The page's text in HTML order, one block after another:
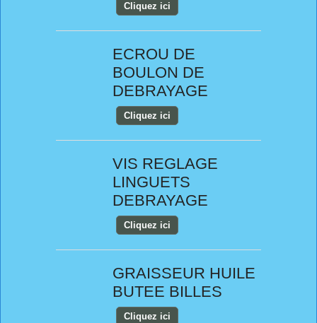
Cliquez ici
ECROU DE
BOULON DE
DEBRAYAGE
Cliquez ici
VIS REGLAGE
LINGUETS
DEBRAYAGE
Cliquez ici
GRAISSEUR HUILE
BUTEE BILLES
Cliquez ici